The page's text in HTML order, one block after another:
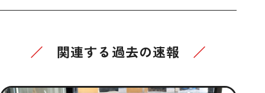
関連する過去の速報